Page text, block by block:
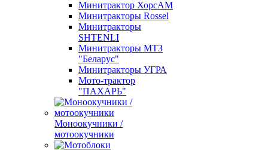
Минитрактор ХорсАМ
Минитракторы Rossel
Минитракторы
SHTENLI
Минитракторы МТЗ
"Беларус"
Минитракторы УГРА
Мото-трактор
"ПАХАРЬ"
Моноокучники /
мотоокучники